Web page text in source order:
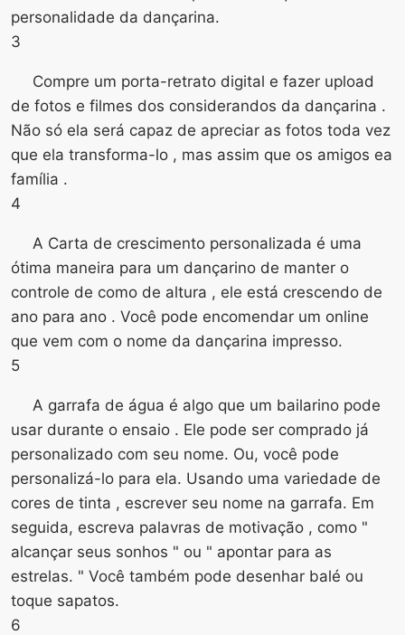
personalidade da dançarina.
3
Compre um porta-retrato digital e fazer upload
de fotos e filmes dos considerandos da dançarina .
Não só ela será capaz de apreciar as fotos toda vez
que ela transforma-lo , mas assim que os amigos ea
família .
4
A Carta de crescimento personalizada é uma
ótima maneira para um dançarino de manter o
controle de como de altura , ele está crescendo de
ano para ano . Você pode encomendar um online
que vem com o nome da dançarina impresso.
5
A garrafa de água é algo que um bailarino pode
usar durante o ensaio . Ele pode ser comprado já
personalizado com seu nome. Ou, você pode
personalizá-lo para ela. Usando uma variedade de
cores de tinta , escrever seu nome na garrafa. Em
seguida, escreva palavras de motivação , como "
alcançar seus sonhos " ou " apontar para as
estrelas. " Você também pode desenhar balé ou
toque sapatos.
6